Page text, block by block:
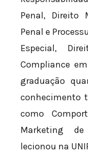
Penal, Direito
Penal e
Especial,
Compliance
graduação
conhecimento
como
Marketing
lecionou na